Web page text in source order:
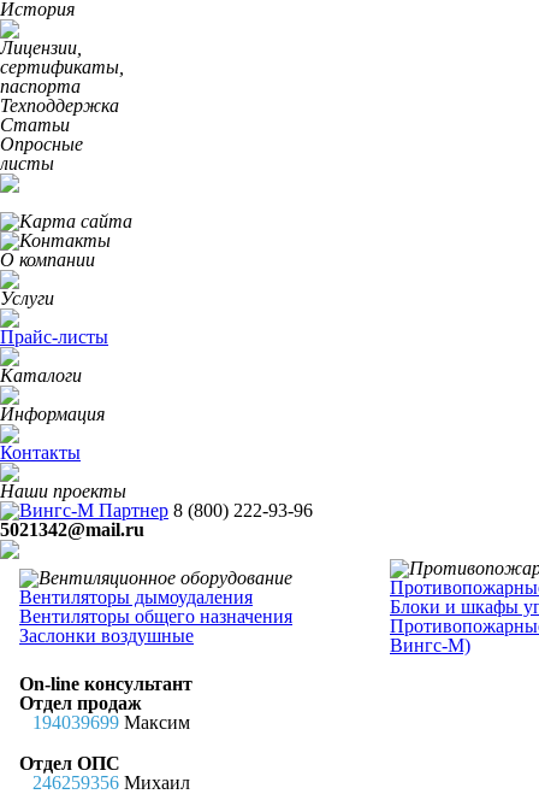
История
Лицензии,
сертификаты,
паспорта
Техподдержка
Статьи
Опросные
листы
О компании
Услуги
Прайс-листы
Каталоги
Информация
Контакты
Наши проекты
8 (800) 222-93-96
5021342@mail.ru
Вентиляторы дымоудаления
Вентиляторы общего назначения
Заслонки воздушные
Блоки и шкафы
Вингс-М)
On-line консультант
Отдел продаж
194039699 Максим
Отдел ОПС
246259356 Михаил